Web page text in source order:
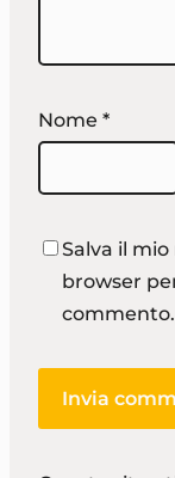
Nome *
Salva il
browser
commento.